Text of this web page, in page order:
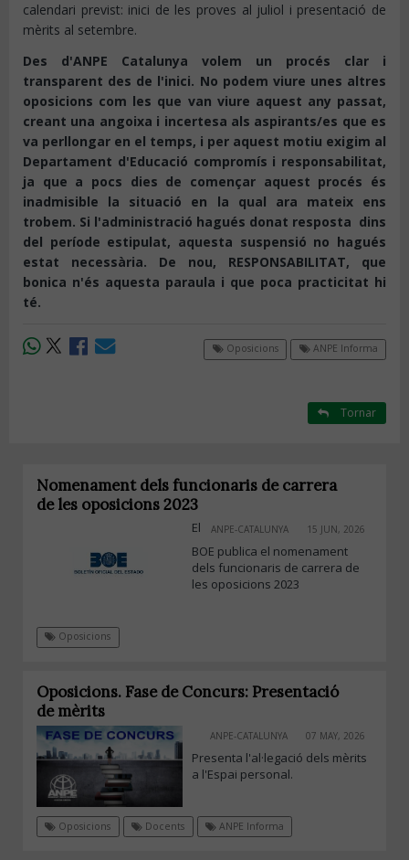
calendari previst: inici de les proves al juliol i presentació de
mèrits al setembre.
Des d'ANPE Catalunya volem un procés clar i
transparent des de l'inici. No podem viure unes altres
oposicions com les que van viure aquest any passat,
creant una angoixa i incertesa als aspirants/es que es
va perllongar en el temps, i per aquest motiu exigim al
Departament d'Educació compromís i responsabilitat,
ja que a pocs dies de començar aquest procés és
inadmisible la situació en la qual ara mateix ens
trobem. Si l'administració hagués donat resposta dins
del període estipulat, aquesta suspensió no hagués
estat necessària. De nou, RESPONSABILITAT, que
bonica n'és aquesta paraula i que poca practicitat hi
té.
Oposicions ANPE Informa
Tornar
Nomenament dels funcionaris de carrera
de les oposicions 2023
ANPE-CATALUNYA 15 JUN, 2026
El
BOE publica el nomenament
dels funcionaris de carrera de
les oposicions 2023
Oposicions
Oposicions. Fase de Concurs: Presentació
de mèrits
ANPE-CATALUNYA 07 MAY, 2026
Presenta l'al·legació dels mèrits
a l'Espai personal.
Oposicions Docents ANPE Informa